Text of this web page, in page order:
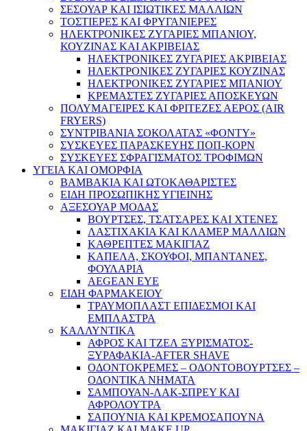
ΣΕΣΟΥΑΡ ΚΑΙ ΙΣΙΩΤΙΚΕΣ ΜΑΛΛΙΩΝ
ΤΟΣΤΙΕΡΕΣ ΚΑΙ ΦΡΥΓΑΝΙΕΡΕΣ
ΗΛΕΚΤΡΟΝΙΚΕΣ ΖΥΓΑΡΙΕΣ ΜΠΑΝΙΟΥ,
ΚΟΥΖΙΝΑΣ ΚΑΙ ΑΚΡΙΒΕΙΑΣ
ΗΛΕΚΤΡΟΝΙΚΕΣ ΖΥΓΑΡΙΕΣ ΑΚΡΙΒΕΙΑΣ
ΗΛΕΚΤΡΟΝΙΚΕΣ ΖΥΓΑΡΙΕΣ ΚΟΥΖΙΝΑΣ
ΗΛΕΚΤΡΟΝΙΚΕΣ ΖΥΓΑΡΙΕΣ ΜΠΑΝΙΟΥ
ΚΡΕΜΑΣΤΕΣ ΖΥΓΑΡΙΕΣ ΑΠΟΣΚΕΥΩΝ
ΠΟΛΥΜΑΓΕΙΡΕΣ ΚΑΙ ΦΡΙΤΕΖΕΣ ΑΕΡΟΣ (AIR
FRYERS)
ΣΥΝΤΡΙΒΑΝΙΑ ΣΟΚΟΛΑΤΑΣ «ΦΟΝΤΥ»
ΣΥΣΚΕΥΕΣ ΠΑΡΑΣΚΕΥΗΣ ΠΟΠ-ΚΟΡΝ
ΣΥΣΚΕΥΕΣ ΣΦΡΑΓΙΣΜΑΤΟΣ ΤΡΟΦΙΜΩΝ
ΥΓΕΙΑ ΚΑΙ ΟΜΟΡΦΙΑ
ΒΑΜΒΑΚΙΑ ΚΑΙ ΩΤΟΚΑΘΑΡΙΣΤΕΣ
ΕΙΔΗ ΠΡΟΣΩΠΙΚΗΣ ΥΓΙΕΙΝΗΣ
ΑΞΕΣΟΥΑΡ ΜΟΔΑΣ
ΒΟΥΡΤΣΕΣ, ΤΣΑΤΣΑΡΕΣ ΚΑΙ ΧΤΕΝΕΣ
ΛΑΣΤΙΧΑΚΙΑ ΚΑΙ ΚΛΑΜΕΡ ΜΑΛΛΙΩΝ
ΚΑΘΡΕΠΤΕΣ ΜΑΚΙΓΙΑΖ
ΚΑΠΕΛΑ, ΣΚΟΥΦΟΙ, ΜΠΑΝΤΑΝΕΣ,
ΦΟΥΛΑΡΙΑ
AEGEAN EYE
ΕΙΔΗ ΦΑΡΜΑΚΕΙΟΥ
ΤΡΑΥΜΟΠΛΑΣΤ ΕΠΙΔΕΣΜΟΙ ΚΑΙ
ΕΜΠΛΑΣΤΡΑ
ΚΑΛΛΥΝΤΙΚΑ
ΑΦΡΟΣ ΚΑΙ ΤΖΕΛ ΞΥΡΙΣΜΑΤΟΣ-
ΞΥΡΑΦΑΚΙΑ-AFTER SHAVE
ΟΔΟΝΤΟΚΡΕΜΕΣ – ΟΔΟΝΤΟΒΟΥΡΤΣΕΣ –
ΟΔΟΝΤΙΚΑ ΝΗΜΑΤΑ
ΣΑΜΠΟΥΑΝ-ΛΑΚ-ΣΠΡΕΥ ΚΑΙ
ΑΦΡΟΛΟΥΤΡΑ
ΣΑΠΟΥΝΙΑ ΚΑΙ ΚΡΕΜΟΣΑΠΟΥΝΑ